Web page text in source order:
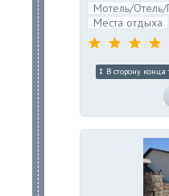
Мотель/Отель/
Места отдыха
В сторону конца